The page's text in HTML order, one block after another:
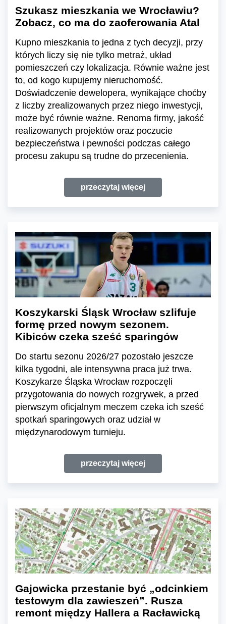
Szukasz mieszkania we Wrocławiu?
Zobacz, co ma do zaoferowania Atal
Kupno mieszkania to jedna z tych decyzji, przy
których liczy się nie tylko metraż, układ
pomieszczeń czy lokalizacja. Równie ważne jest
to, od kogo kupujemy nieruchomość.
Doświadczenie dewelopera, wynikające choćby
z liczby zrealizowanych przez niego inwestycji,
może być równie ważne. Renoma firmy, jakość
realizowanych projektów oraz poczucie
bezpieczeństwa i pewności podczas całego
procesu zakupu są trudne do przecenienia.
przeczytaj więcej
Koszykarski Śląsk Wrocław szlifuje
formę przed nowym sezonem.
Kibiców czeka sześć sparingów
Do startu sezonu 2026/27 pozostało jeszcze
kilka tygodni, ale intensywna praca już trwa.
Koszykarze Śląska Wrocław rozpoczęli
przygotowania do nowych rozgrywek, a przed
pierwszym oficjalnym meczem czeka ich sześć
spotkań sparingowych oraz udział w
międzynarodowym turnieju.
przeczytaj więcej
Gajowicka przestanie być „odcinkiem
testowym dla zawieszeń”. Rusza
remont między Hallera a Racławicką